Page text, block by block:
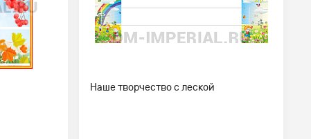
Наше творчество с леской